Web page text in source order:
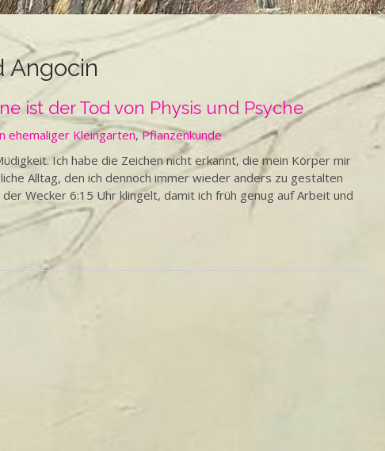
Angocin
ist der Tod von Physis und Psyche
ehemaliger Kleingarten,Pflanzenkunde
Ich habe die Zeichen nicht erkannt, die mein Körper mir
Alltag, den ich dennoch immer wieder anders zu gestalten
Wecker 6:15 Uhr klingelt, damit ich früh genug auf Arbeit und